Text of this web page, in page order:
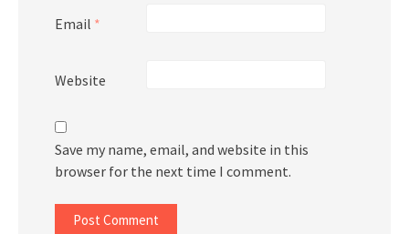
Email *
Website
Save my name, email, and website in this
browser for the next time I comment.